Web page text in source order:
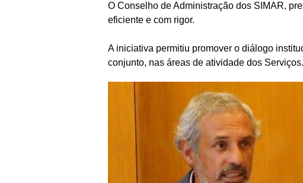
O Conselho de Administração dos SIMAR,
eficiente e com rigor.
A iniciativa permitiu promover o diálogo
conjunto, nas áreas de atividade dos Serviços.